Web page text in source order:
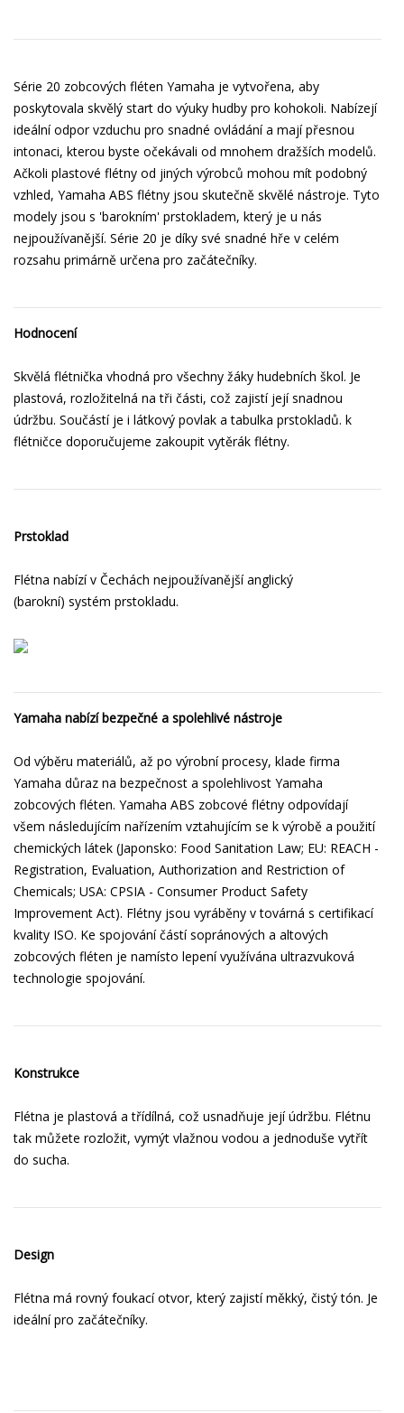
Série 20 zobcových fléten Yamaha je vytvořena, aby
poskytovala skvělý start do výuky hudby pro kohokoli. Nabízejí
ideální odpor vzduchu pro snadné ovládání a mají přesnou
intonaci, kterou byste očekávali od mnohem dražších modelů.
Ačkoli plastové flétny od jiných výrobců mohou mít podobný
vzhled, Yamaha ABS flétny jsou skutečně skvělé nástroje. Tyto
modely jsou s 'barokním' prstokladem, který je u nás
nejpoužívanější. Série 20 je díky své snadné hře v celém
rozsahu primárně určena pro začátečníky.
Hodnocení
Skvělá flétnička vhodná pro všechny žáky hudebních škol. Je
plastová, rozložitelná na tři části, což zajistí její snadnou
údržbu. Součástí je i látkový povlak a tabulka prstokladů. k
flétničce doporučujeme zakoupit vytěrák flétny.
Prstoklad
Flétna nabízí v Čechách nejpoužívanější anglický
(barokní) systém prstokladu.
Yamaha nabízí bezpečné a spolehlivé nástroje
Od výběru materiálů, až po výrobní procesy, klade firma
Yamaha důraz na bezpečnost a spolehlivost Yamaha
zobcových fléten. Yamaha ABS zobcové flétny odpovídají
všem následujícím nařízením vztahujícím se k výrobě a použití
chemických látek (Japonsko: Food Sanitation Law; EU: REACH -
Registration, Evaluation, Authorization and Restriction of
Chemicals; USA: CPSIA - Consumer Product Safety
Improvement Act). Flétny jsou vyráběny v továrná s certifikací
kvality ISO. Ke spojování částí sopránových a altových
zobcových fléten je namísto lepení využívána ultrazvuková
technologie spojování.
Konstrukce
Flétna je plastová a třídílná, což usnadňuje její údržbu. Flétnu
tak můžete rozložit, vymýt vlažnou vodou a jednoduše vytřít
do sucha.
Design
Flétna má rovný foukací otvor, který zajistí měkký, čistý tón. Je
ideální pro začátečníky.